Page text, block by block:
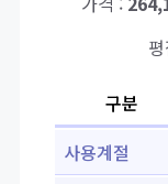
구분
사용계절